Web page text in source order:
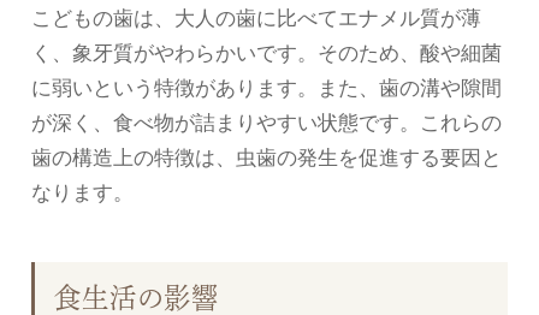
こどもの歯は、大人の歯に比べてエナメル質が薄
く、象牙質がやわらかいです。そのため、酸や細菌
に弱いという特徴があります。また、歯の溝や隙間
が深く、食べ物が詰まりやすい状態です。これらの
歯の構造上の特徴は、虫歯の発生を促進する要因と
なります。
食生活の影響